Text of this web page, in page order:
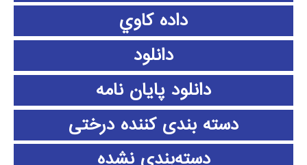
داده كاوي
دانلود
دانلود پايان نامه
دسته بندی کننده درختی
دسته‌بندی نشده